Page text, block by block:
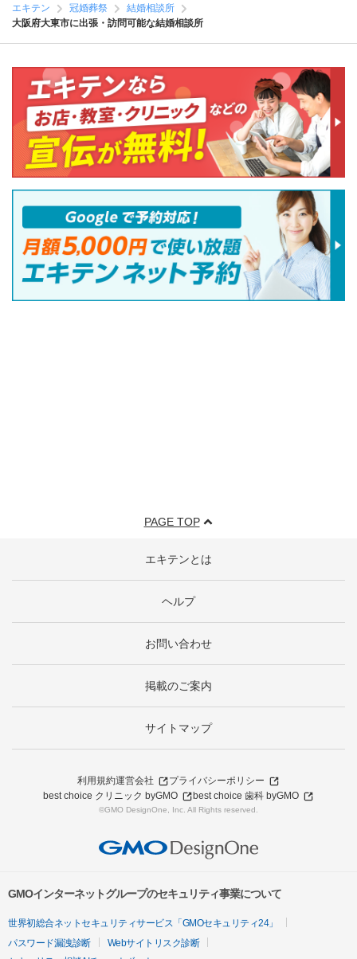
エキテン 冠婚葬祭
結婚相談所
大阪府大東市に出張・訪問可能な結婚相談所
PAGE TOP
エキテンとは
ヘルプ
お問い合わせ
掲載のご案内
サイトマップ
利用規約運営会社
プライバシーポリシー
best choice クリニック byGMO
best choice 歯科 byGMO
©GMO DesignOne, Inc. All Rights reserved.
GMOインターネットグループのセキュリティ事業について
世界初総合ネットセキュリティサービス「GMOセキュリティ24」
パスワード漏洩診断
Webサイトリスク診断